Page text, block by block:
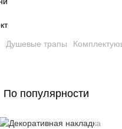
Душевые трапы
По популярности